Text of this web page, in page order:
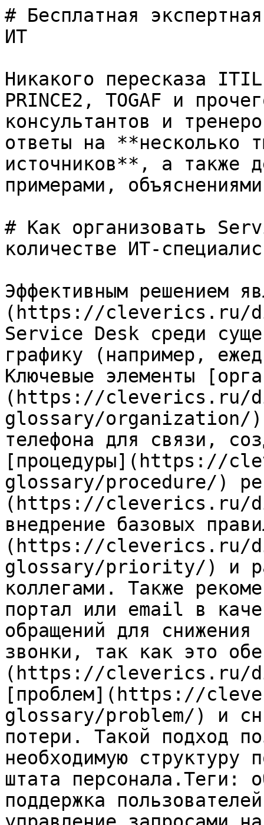
# Бесплатная
ИТ
Никакого пересказа
PRINCE2, TOGAF и
консультантов и
ответы на **несколько
источников**, а также
примерами,
# Как организовать
количестве ИТ-
Эффективным решением
(https://cleverics.ru/
Service Desk среди
графику (например,
Ключевые элементы
(https://cleverics.ru/
glossary/organization/):
телефона для связи,
[процедуры](https://
glossary/procedure/)
(https://cleverics.ru/
внедрение базовых
(https://cleverics.ru/
glossary/priority/) и
коллегами. Также
портал или email в
обращений для
звонки, так как это
(https://cleverics.ru/
[проблем](https://
glossary/problem/) и
потери. Такой подход
необходимую структуру
штата персонала.Теги:
поддержка